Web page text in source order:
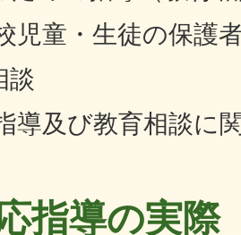
児童・生徒の保護
談
導及び教育相談に
指導の実際